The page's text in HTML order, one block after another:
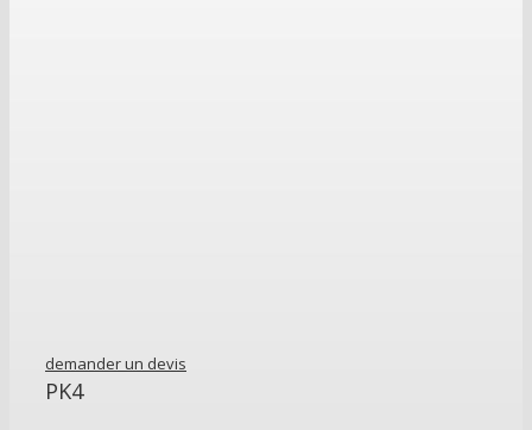
demander un devis
PK4